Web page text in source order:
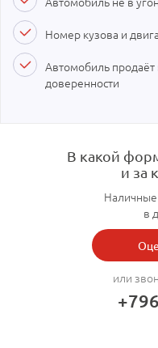
Номер кузова и
Автомобиль продаёт
доверенности
В какой
и за
Наличные
в
или